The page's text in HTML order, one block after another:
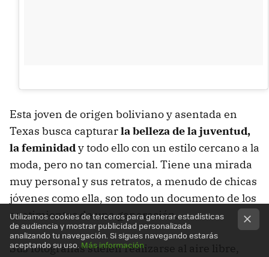
Esta joven de origen boliviano y asentada en
Texas busca capturarla belleza de la juventud,
la feminidady todo ello con un estilo cercano a la
moda, pero no tan comercial. Tiene una mirada
muy personal y sus retratos, a menudo de chicas
jóvenes como ella, son todo un documento de los
sentimientos de una generación.
Sus fotografías suelen realizarse al aire libre,
Utilizamos cookies de terceros para generar estadísticas
de audiencia y mostrar publicidad personalizada
analizando tu navegación. Si sigues navegando estarás
aceptando su uso. Más información